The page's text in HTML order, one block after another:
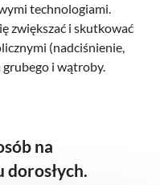
technologiami.
zwiększać i skutkować
(nadciśnienie,
grubego i wątroby.
na
dorosłych.